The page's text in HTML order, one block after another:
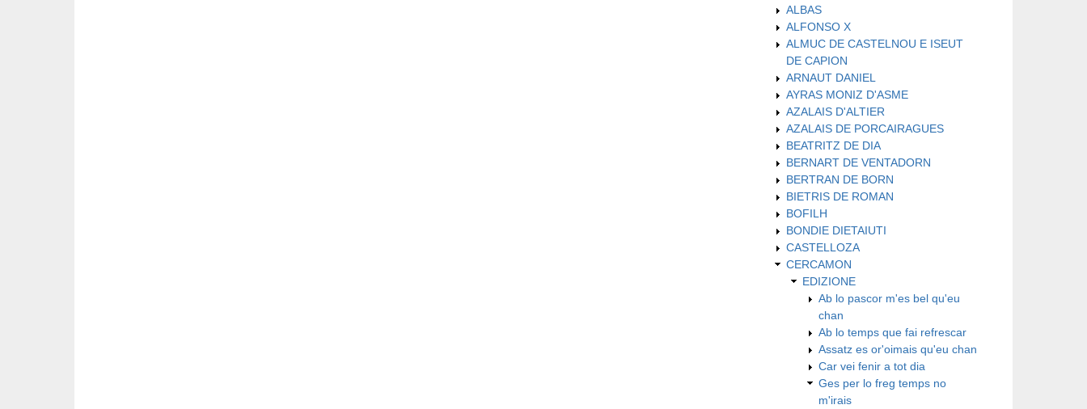
ALBAS
ALFONSO X
ALMUC DE CASTELNOU E ISEUT
DE CAPION
ARNAUT DANIEL
AYRAS MONIZ D'ASME
AZALAIS D'ALTIER
AZALAIS DE PORCAIRAGUES
BEATRITZ DE DIA
BERNART DE VENTADORN
BERTRAN DE BORN
BIETRIS DE ROMAN
BOFILH
BONDIE DIETAIUTI
CASTELLOZA
CERCAMON
EDIZIONE
Ab lo pascor m'es bel qu'eu
chan
Ab lo temps que fai refrescar
Assatz es or'oimais qu'eu chan
Car vei fenir a tot dia
Ges per lo freg temps no
m'irais